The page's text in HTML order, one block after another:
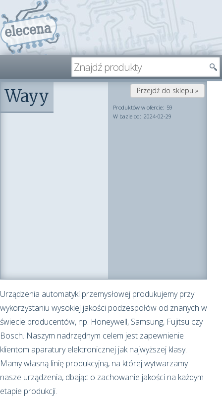
Wayy Przejdź do sklepu »
Produktów w ofercie: 59
W bazie od: 2024-02-29
Urządzenia automatyki przemysłowej produkujemy przy
wykorzystaniu wysokiej jakości podzespołów od znanych w
świecie producentów, np. Honeywell, Samsung, Fujitsu czy
Bosch. Naszym nadrzędnym celem jest zapewnienie
klientom aparatury elektronicznej jak najwyższej klasy.
Mamy własną linię produkcyjną, na której wytwarzamy
nasze urządzenia, dbając o zachowanie jakości na każdym
etapie produkcji.